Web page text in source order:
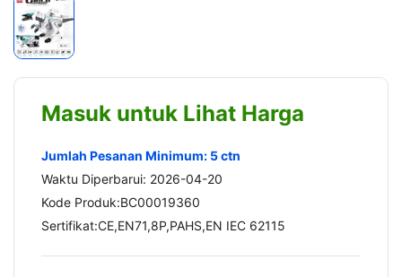
Masuk untuk Lihat Harga
Jumlah Pesanan Minimum: 5 ctn
Waktu Diperbarui: 2026-04-20
Kode Produk:BC00019360
Sertifikat:CE,EN71,8P,PAHS,EN IEC 62115